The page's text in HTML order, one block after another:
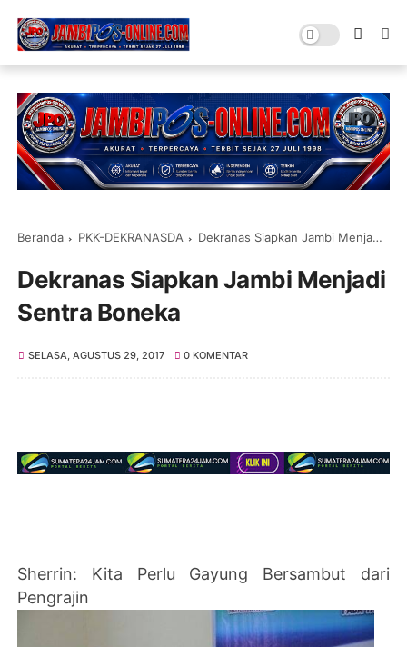
Beranda PKK-DEKRANASDA Dekranas Siapkan Jambi Menjadi Sentra Boneka
Dekranas Siapkan Jambi Menjadi
Sentra Boneka
SELASA, AGUSTUS 29, 2017 0 KOMENTAR
Sherrin: Kita Perlu Gayung Bersambut dari
Pengrajin